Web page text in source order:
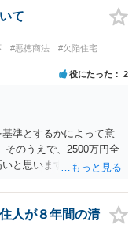
て
#悪徳商法
#欠陥住宅
役にたった 2
準とするかによって意
そのうえで、2500万円全
と思います。 他方、回
人が８年間の清